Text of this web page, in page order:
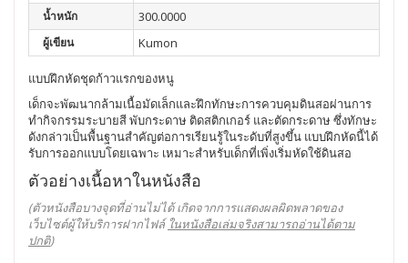
น้ำหนัก 300.0000
ผู้เขียน Kumon
แบบฝึกหัดชุดก้าวแรกของหนู
เด็กจะพัฒนากล้ามเนื้อมัดเล็กและฝึกทักษะการควบคุมดินสอผ่านการ
ทำกิจกรรมระบายสี พับกระดาษ ติดสติกเกอร์ และตัดกระดาษ ซึ่งทักษะ
ดังกล่าวเป็นพื้นฐานสำคัญต่อการเรียนรู้ในระดับที่สูงขึ้น แบบฝึกหัดนี้ได้
รับการออกแบบโดยเฉพาะ เหมาะสำหรับเด็กที่เพิ่งเริ่มหัดใช้ดินสอ
ตัวอย่างเนื้อหาในหนังสือ
(ตัวหนังสือบางจุดที่อ่านไม่ได้ เกิดจากการแสดงผลผิดพลาดของ
เว็บไซต์ผู้ให้บริการฝากไฟล์ ในหนังสือเล่มจริงสามารถอ่านได้ตาม
ปกติ)